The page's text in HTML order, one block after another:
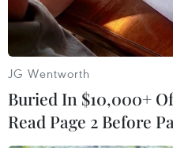
JG Wentworth
Buried In $10,000+
Read Page 2 Before